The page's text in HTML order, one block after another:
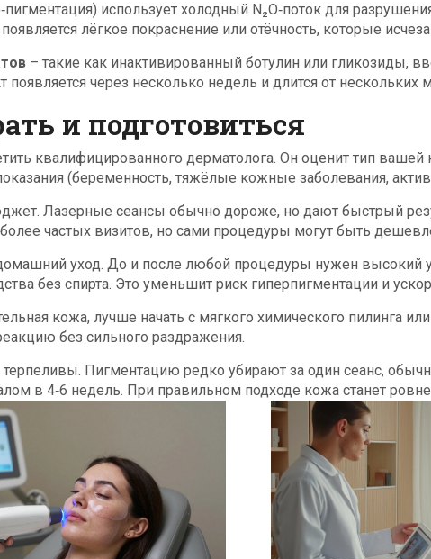
использует холодный N₂O‑поток для
лёгкое покраснение или отёчность, которые
– такие как инактивированный ботулин или гликозиды,
появляется через несколько недель и длится от нескольких
и подготовиться
квалифицированного дерматолога. Он оценит тип вашей
(беременность, тяжёлые кожные заболевания,
Лазерные сеансы обычно дороже, но дают быстрый
частых визитов, но сами процедуры могут быть
уход. До и после любой процедуры нужен высокий
без спирта. Это уменьшит риск гиперпигментации и
кожа, лучше начать с мягкого химического пилинга
без сильного раздражения.
терпеливы. Пигментацию редко убирают за один сеанс,
в 4‑6 недель. При правильном подходе кожа станет